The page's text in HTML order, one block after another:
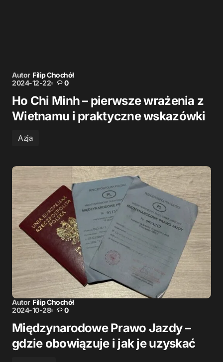
Autor Filip Chochół
2024-12-22
0
Ho Chi Minh – pierwsze wrażenia z
Wietnamu i praktyczne wskazówki
Azja
Autor Filip Chochół
2024-10-28
0
Międzynarodowe Prawo Jazdy –
gdzie obowiązuje i jak je uzyskać